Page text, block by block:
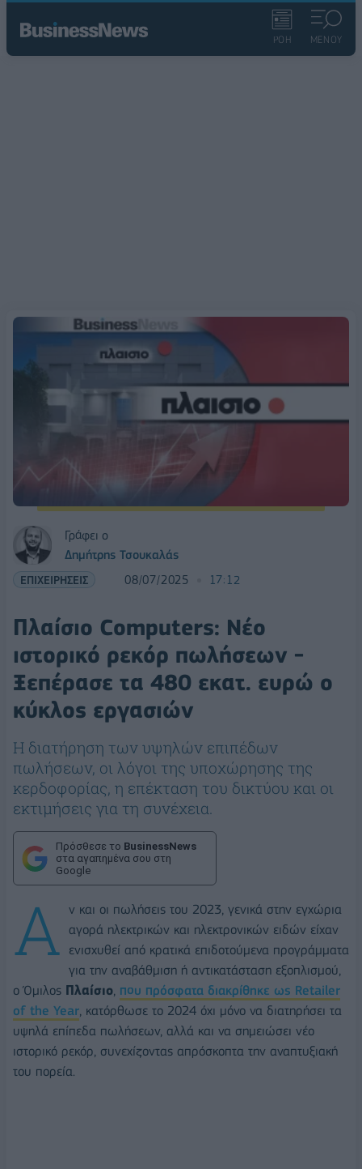
ΡΟΗ ΜΕΝΟΥ
Γράφει ο
Δημήτρης Τσουκαλάς
ΕΠΙΧΕΙΡΗΣΕΙΣ 08/07/2025 17:12
Πλαίσιο Computers: Νέο
ιστορικό ρεκόρ πωλήσεων -
Ξεπέρασε τα 480 εκατ. ευρώ ο
κύκλος εργασιών
Η διατήρηση των υψηλών επιπέδων
πωλήσεων, οι λόγοι της υποχώρησης της
κερδοφορίας, η επέκταση του δικτύου και οι
εκτιμήσεις για τη συνέχεια.
Πρόσθεσε το BusinessNews
στα αγαπημένα σου στη
Google
Α ν και οι πωλήσεις του 2023, γενικά στην εγχώρια
αγορά ηλεκτρικών και ηλεκτρονικών ειδών είχαν
ενισχυθεί από κρατικά επιδοτούμενα προγράμματα
για την αναβάθμιση ή αντικατάσταση εξοπλισμού,
ο Όμιλος Πλαίσιο, που πρόσφατα διακρίθηκε ως Retailer
of the Year, κατόρθωσε το 2024 όχι μόνο να διατηρήσει τα
υψηλά επίπεδα πωλήσεων, αλλά και να σημειώσει νέο
ιστορικό ρεκόρ, συνεχίζοντας απρόσκοπτα την αναπτυξιακή
του πορεία.